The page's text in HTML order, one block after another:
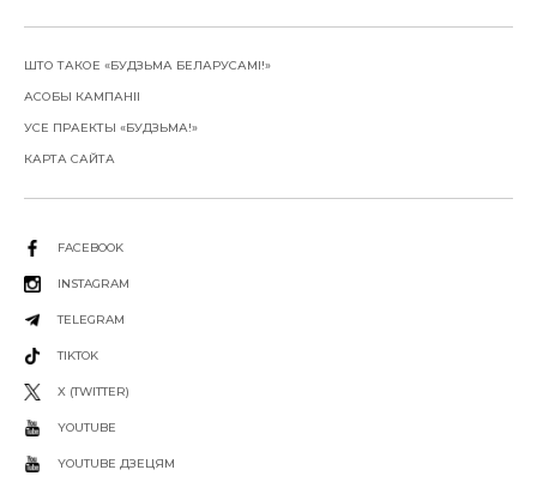
ШТО ТАКОЕ «БУДЗЬМА БЕЛАРУСАМІ!»
АСОБЫ КАМПАНІІ
УСЕ ПРАЕКТЫ «БУДЗЬМА!»
КАРТА САЙТА
FACEBOOK
INSTAGRAM
TELEGRAM
TIKTOK
X (TWITTER)
YOUTUBE
YOUTUBE ДЗЕЦЯМ